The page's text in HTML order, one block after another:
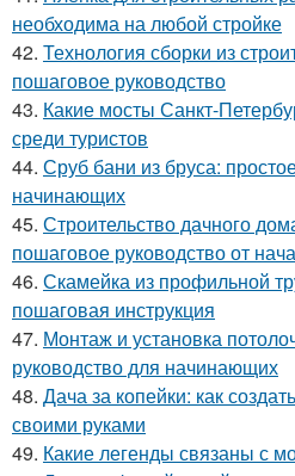
необходима на любой стройке
42. Технология сборки из
пошаговое руководство
43. Какие мосты Санкт-
среди туристов
44. Сруб бани из бруса:
начинающих
45. Строительство дачного
пошаговое руководство от
46. Скамейка из профильной
пошаговая инструкция
47. Монтаж и установка
руководство для начинающих
48. Дача за копейки: как
своими руками
49. Какие легенды связаны с